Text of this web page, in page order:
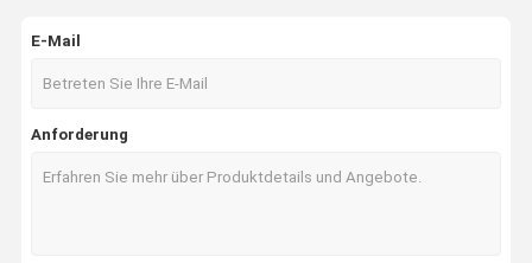
Füllende mit einer Kappe bedeckende Maschine
flüssige FlaschenFüllmaschine
E-Mail
Anforderung